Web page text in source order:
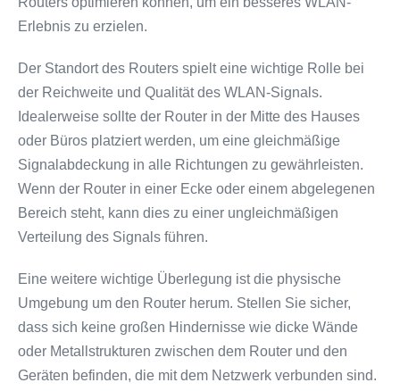
Erlebnis zu erzielen.
Der Standort des Routers spielt eine wichtige Rolle bei
der Reichweite und Qualität des WLAN-Signals.
Idealerweise sollte der Router in der Mitte des Hauses
oder Büros platziert werden, um eine gleichmäßige
Signalabdeckung in alle Richtungen zu gewährleisten.
Wenn der Router in einer Ecke oder einem abgelegenen
Bereich steht, kann dies zu einer ungleichmäßigen
Verteilung des Signals führen.
Eine weitere wichtige Überlegung ist die physische
Umgebung um den Router herum. Stellen Sie sicher,
dass sich keine großen Hindernisse wie dicke Wände
oder Metallstrukturen zwischen dem Router und den
Geräten befinden, die mit dem Netzwerk verbunden sind.